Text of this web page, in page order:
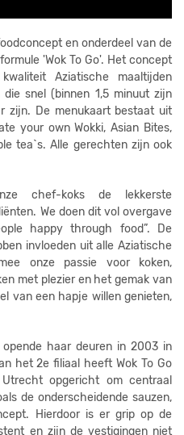
en onderdeel van de
'Wok To Go'. Het concept
Aziatische maaltijden
snel (binnen 1,5 minuut zijn
zijn. De menukaart bestaat uit
your own Wokki, Asian Bites,
tea`s. Alle gerechten zijn ook
chef-koks de lekkerste
We doen dit vol overgave
happy through food”. De
invloeden uit alle Aziatische
onze passie voor koken,
met plezier en het gemak van
van een hapje willen genieten,
haar deuren in 2003 in
het 2e filiaal heeft Wok To Go
opgericht om centraal
de onderscheidende sauzen,
Hierdoor is er grip op de
en zijn de vestigingen niet